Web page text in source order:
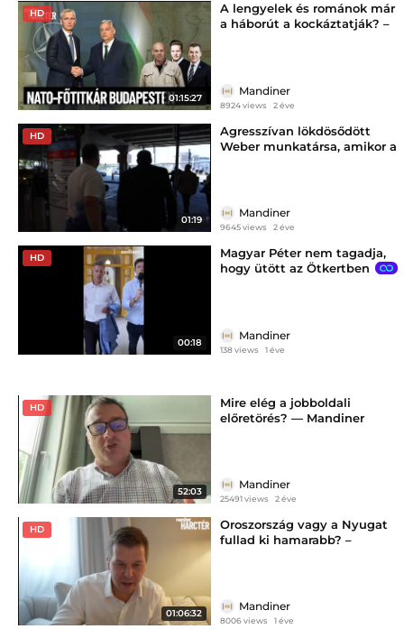
HD
01:15:27
A lengyelek és románok már
a háborút a kockáztatják? –
Mandiner
8924 views 2 éve
HD
01:19
Agresszívan lökdösődött
Weber munkatársa, amikor a
Mandiner
9645 views 2 éve
HD
00:18
Magyar Péter nem tagadja,
hogy ütött az Ötkertben
Mandiner
138 views 1 éve
HD
52:03
Mire elég a jobboldali
előretörés? — Mandiner
Mandiner
25491 views 2 éve
HD
01:06:32
Oroszország vagy a Nyugat
fullad ki hamarabb? –
Mandiner
8006 views 1 éve